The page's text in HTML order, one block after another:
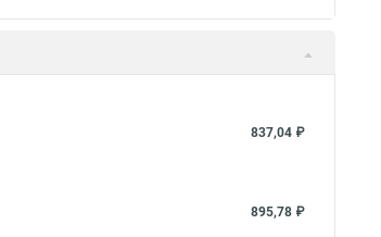
837,04 ₽
895,78 ₽